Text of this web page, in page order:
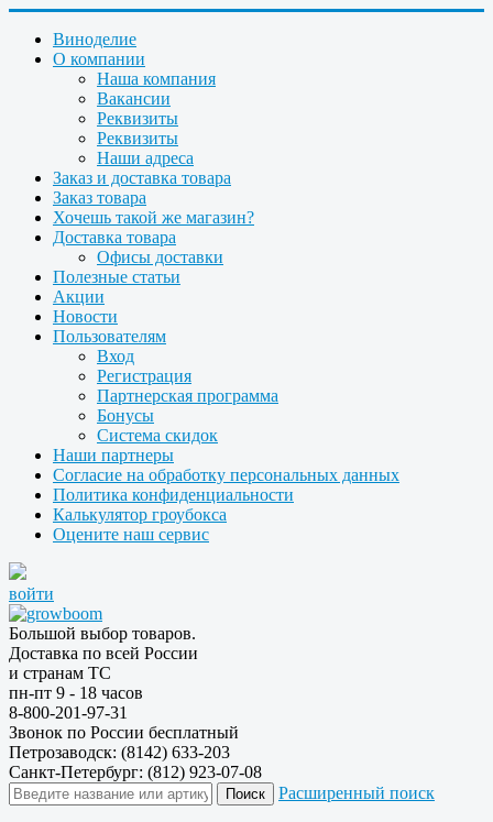
Виноделие
О компании
Наша компания
Вакансии
Реквизиты
Реквизиты
Наши адреса
Заказ и доставка товара
Заказ товара
Хочешь такой же магазин?
Доставка товара
Офисы доставки
Полезные статьи
Акции
Новости
Пользователям
Вход
Регистрация
Партнерская программа
Бонусы
Система скидок
Наши партнеры
Согласие на обработку персональных данных
Политика конфиденциальности
Калькулятор гроубокса
Оцените наш сервис
войти
Большой выбор товаров.
Доставка по всей России
и странам ТС
пн-пт 9 - 18 часов
8-800-201-97-31
Звонок по России бесплатный
Петрозаводск: (8142) 633-203
Санкт-Петербург: (812) 923-07-08
Расширенный поиск